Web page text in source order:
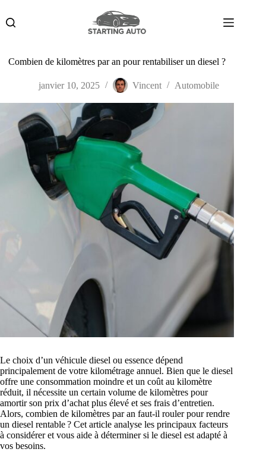
contenu
Combien de kilomètres par an pour rentabiliser un diesel ?
janvier 10, 2025 Vincent Automobile
Le choix d’un véhicule diesel ou essence dépend
principalement de votre kilométrage annuel. Bien que le diesel
offre une consommation moindre et un coût au kilomètre
réduit, il nécessite un certain volume de kilomètres pour
amortir son prix d’achat plus élevé et ses frais d’entretien.
Alors, combien de kilomètres par an faut-il rouler pour rendre
un diesel rentable ? Cet article analyse les principaux facteurs
à considérer et vous aide à déterminer si le diesel est adapté à
vos besoins.